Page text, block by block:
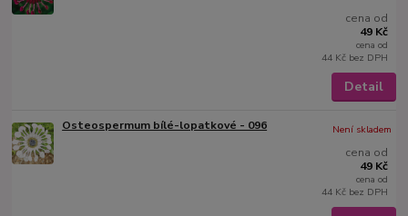
cena od
49 Kč
cena od
44 Kč bez DPH
Detail
Osteospermum bílé-lopatkové - 096
cena od
49 Kč
cena od
44 Kč bez DPH
Není skladem